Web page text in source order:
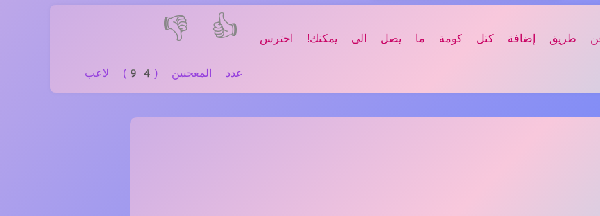
👍
👎
عدد المعجبين (94) لاعب
طريق إضافة كتل كومة ما يصل الى يمكنك! احترس